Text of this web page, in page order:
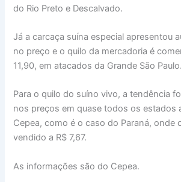
do Rio Preto e Descalvado.
Já a carcaça suína especial apresentou
no preço e o quilo da mercadoria é
11,90, em atacados da Grande São
Para o quilo do suíno vivo, a tendência
nos preços em quase todos os estados
Cepea, como é o caso do Paraná, onde
vendido a R$ 7,67.
As informações são do Cepea.